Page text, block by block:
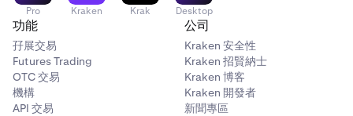
Pro Kraken Krak Desktop
功能
孖展交易
Futures Trading
OTC 交易
機構
API 交易
公司
Kraken 安全性
Kraken 招賢納士
Kraken 博客
Kraken 開發者
新聞專區